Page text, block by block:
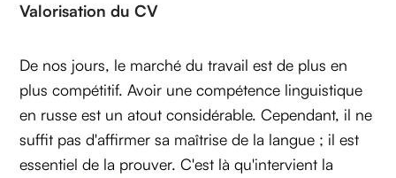
Valorisation du CV‍
De nos jours, le marché du travail est de plus en
plus compétitif. Avoir une compétence linguistique
en russe est un atout considérable. Cependant, il ne
suffit pas d'affirmer sa maîtrise de la langue ; il est
essentiel de la prouver. C'est là qu'intervient la